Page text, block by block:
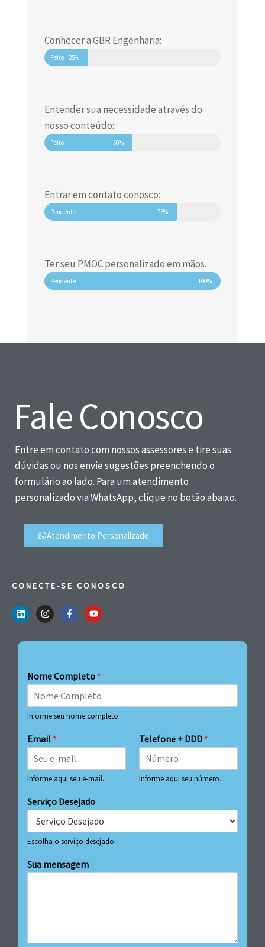
Conhecer a GBR Engenharia:
Feito 25%
Entender sua necessidade através do
nosso conteúdo:
Feito 50%
Entrar em contato conosco:
Pendente 75%
Ter seu PMOC personalizado em mãos.
Pendente 100%
Fale Conosco
Entre em contato com nossos assessores e tire suas
dúvidas ou nos envie sugestões preenchendo o
formulário ao lado. Para um atendimento
personalizado via WhatsApp, clique no botão abaixo.
Atendimento Personalizado
CONECTE-SE CONOSCO
Nome Completo *
Informe seu nome completo.
Email *
Informe aqui seu e-mail.
Telefone + DDD *
Informe aqui seu número.
Serviço Desejado
Escolha o serviço desejado
Sua mensagem